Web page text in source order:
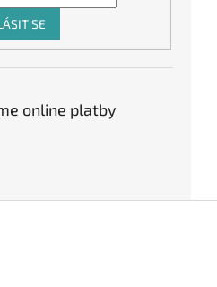
SE
online platby